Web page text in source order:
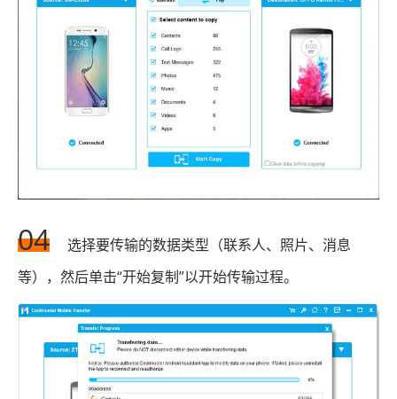
04
选择要传输的数据类型（联系人、照片、消息
等），然后单击“开始复制”以开始传输过程。